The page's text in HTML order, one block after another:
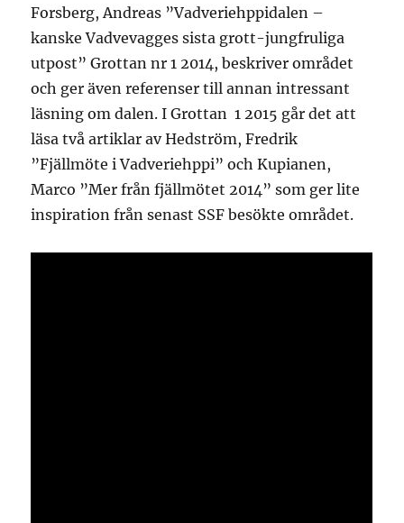
Forsberg, Andreas ”Vadveriehppidalen –
kanske Vadvevagges sista grott-jungfruliga
utpost” Grottan nr 1 2014, beskriver området
och ger även referenser till annan intressant
läsning om dalen. I Grottan 1 2015 går det att
läsa två artiklar av Hedström, Fredrik
”Fjällmöte i Vadveriehppi” och Kupianen,
Marco ”Mer från fjällmötet 2014” som ger lite
inspiration från senast SSF besökte området.